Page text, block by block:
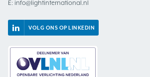
E: info@lightinternational.nl
VOLG ONS OP LINKEDIN